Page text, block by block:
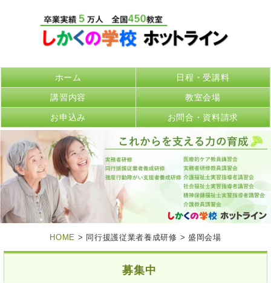
ホーム 日程・受講料
講習内容 教室会場
お申込み お問合・資料請求
HOME > 同行援護従業者養成研修 > 盛岡会場
募集中